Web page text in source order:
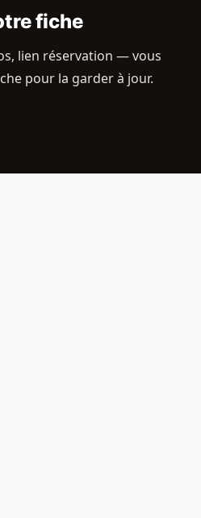
fiche
lien réservation — vous
pour la garder à jour.